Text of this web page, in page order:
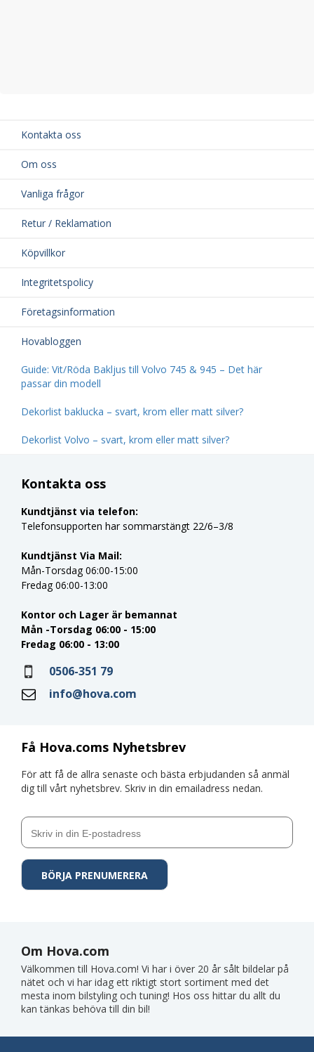
Kontakta oss
Om oss
Vanliga frågor
Retur / Reklamation
Köpvillkor
Integritetspolicy
Företagsinformation
Hovabloggen
Guide: Vit/Röda Bakljus till Volvo 745 & 945 – Det här
passar din modell
Dekorlist baklucka – svart, krom eller matt silver?
Dekorlist Volvo – svart, krom eller matt silver?
Få Hova.coms Nyhetsbrev
För att få de allra senaste och bästa erbjudanden så anmäl
dig till vårt nyhetsbrev. Skriv in din emailadress nedan.
Kontakta oss
Kundtjänst via telefon:
Telefonsupporten har sommarstängt 22/6–3/8
Kundtjänst Via Mail:
Mån-Torsdag 06:00-15:00
Fredag 06:00-13:00
Kontor och Lager är bemannat
Mån -Torsdag 06:00 - 15:00
Fredag 06:00 - 13:00
0506-351 79
info@hova.com
Om Hova.com
Välkommen till Hova.com! Vi har i över 20 år sålt bildelar på
nätet och vi har idag ett riktigt stort sortiment med det
mesta inom bilstyling och tuning! Hos oss hittar du allt du
kan tänkas behöva till din bil!